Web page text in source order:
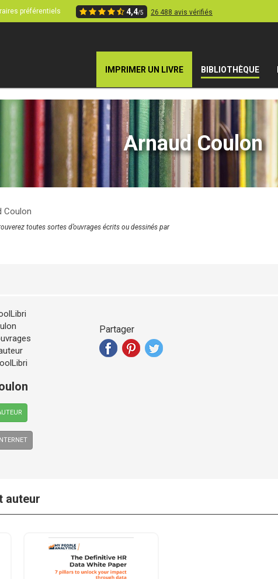
préférentiels 4,4/5 26 488 avis vérifiés
IMPRIMER UN LIVRE BIBLIOTHÈQUE
Arnaud Coulon
Coulon
toutes sortes d’ouvrages écrits ou dessinés par
Partager
auteur